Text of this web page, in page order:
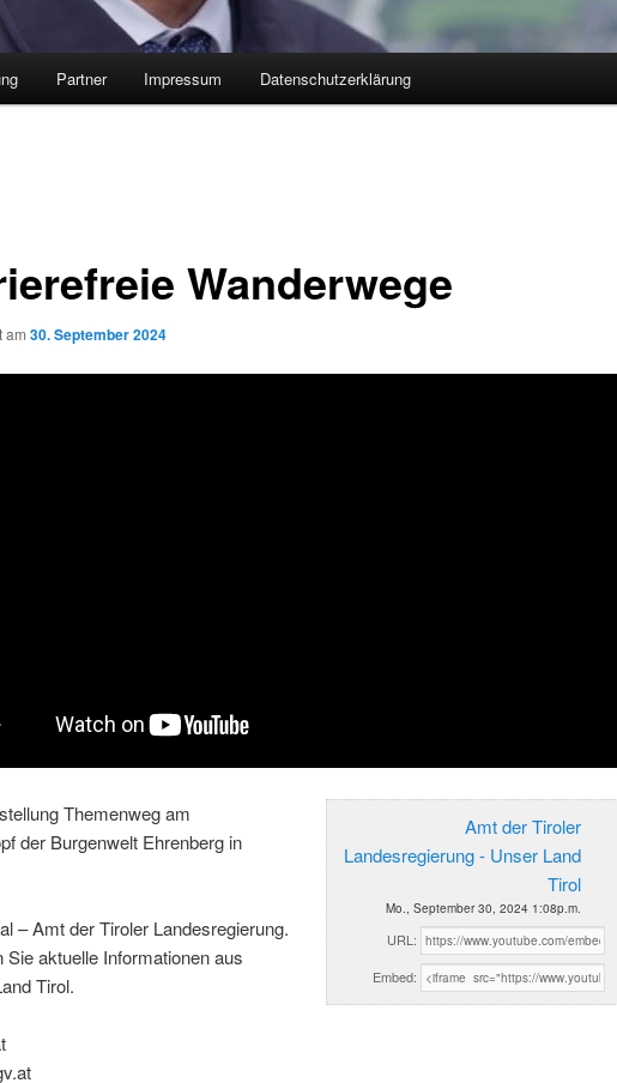
Partner Impressum Datenschutzerklärung
Wanderwege
am 30. September 2024
Amt der Tiroler
Landesregierung - Unser Land
Tirol
Mo., September 30, 2024 1:08p.m.
URL:
Embed:
Themenweg am
der Burgenwelt Ehrenberg in
– Amt der Tiroler Landesregierung.
Sie aktuelle Informationen aus
Tirol.